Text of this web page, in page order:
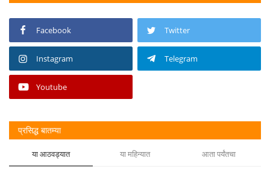
Facebook Twitter
Instagram Telegram
Youtube
प्रसिद्ध बातम्या
या आठवड्यात या महिन्यात आता पर्यंतचा